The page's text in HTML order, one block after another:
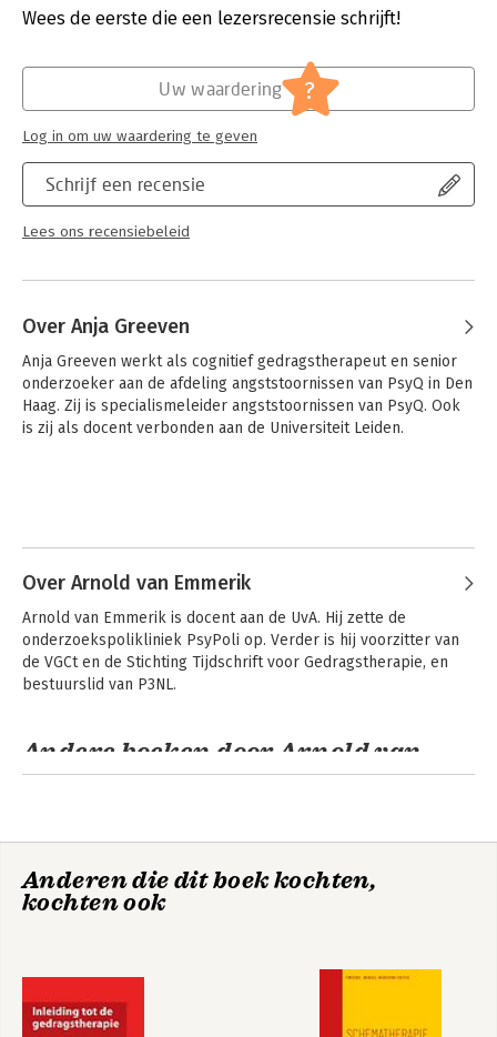
beschreven staan. Het bevat registratieformulieren,
behandelrationales en casuïstiek.
Druk:
1
Psychologie
Wees de eerste die een lezersrecensie schrijft!
Schrijf een recensie
Lees ons recensiebeleid
Uw waardering ?
Log in om uw waardering te geven
Over Anja Greeven
Anja Greeven werkt als cognitief gedragstherapeut en senior
onderzoeker aan de afdeling angststoornissen van PsyQ in Den
Haag. Zij is specialismeleider angststoornissen van PsyQ. Ook
is zij als docent verbonden aan de Universiteit Leiden.
Over Arnold van Emmerik
Arnold van Emmerik is docent aan de UvA. Hij zette de
onderzoekspolikliniek PsyPoli op. Verder is hij voorzitter van
de VGCt en de Stichting Tijdschrift voor Gedragstherapie, en
bestuurslid van P3NL.
Andere boeken door Arnold van
Emmerik
Anderen die dit boek kochten,
kochten ook